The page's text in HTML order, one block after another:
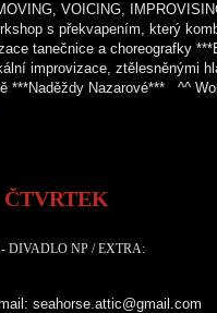
VOICING,
s překvapením, který
tanečnice a choreografky
improvizace, ztělesněnými
***Naděždy Nazarové*** ^^
ČTVRTEK
DIVADLO NP / EXTRA:
seahorse.attic@gmail.com